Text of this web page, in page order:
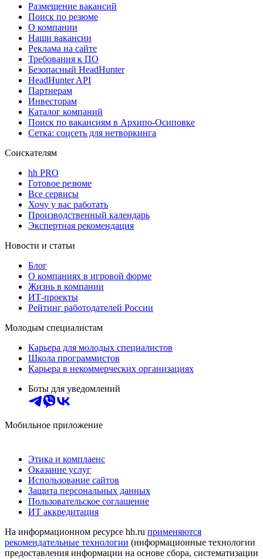
Размещение вакансий
Поиск по резюме
О компании
Наши вакансии
Реклама на сайте
Требования к ПО
Безопасный HeadHunter
HeadHunter API
Партнерам
Инвесторам
Каталог компаний
Поиск по вакансиям в Архипо-Осиповке
Сетка: соцсеть для нетворкинга
Соискателям
hh PRO
Готовое резюме
Все сервисы
Хочу у вас работать
Производственный календарь
Экспертная рекомендация
Новости и статьи
Блог
О компаниях в игровой форме
Жизнь в компании
ИТ-проекты
Рейтинг работодателей России
Молодым специалистам
Карьера для молодых специалистов
Школа программистов
Карьера в некоммерческих организациях
Боты для уведомлений
Мобильное приложение
Этика и комплаенс
Оказание услуг
Использование сайтов
Защита персональных данных
Пользовательское соглашение
ИТ аккредитация
На информационном ресурсе hh.ru применяются
рекомендательные технологии (информационные технологии
предоставления информации на основе сбора, систематизации